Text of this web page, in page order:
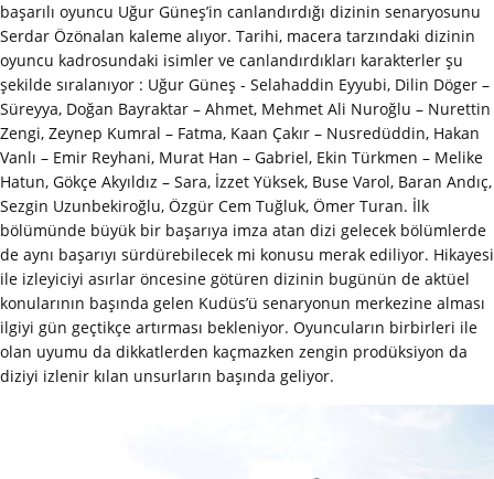
başarılı oyuncu Uğur Güneş’in canlandırdığı dizinin senaryosunu
Serdar Özönalan kaleme alıyor. Tarihi, macera tarzındaki dizinin
oyuncu kadrosundaki isimler ve canlandırdıkları karakterler şu
şekilde sıralanıyor : Uğur Güneş - Selahaddin Eyyubi, Dilin Döger –
Süreyya, Doğan Bayraktar – Ahmet, Mehmet Ali Nuroğlu – Nurettin
Zengi, Zeynep Kumral – Fatma, Kaan Çakır – Nusredüddin, Hakan
Vanlı – Emir Reyhani, Murat Han – Gabriel, Ekin Türkmen – Melike
Hatun, Gökçe Akyıldız – Sara, İzzet Yüksek, Buse Varol, Baran Andıç,
Sezgin Uzunbekiroğlu, Özgür Cem Tuğluk, Ömer Turan. İlk
bölümünde büyük bir başarıya imza atan dizi gelecek bölümlerde
de aynı başarıyı sürdürebilecek mi konusu merak ediliyor. Hikayesi
ile izleyiciyi asırlar öncesine götüren dizinin bugünün de aktüel
konularının başında gelen Kudüs’ü senaryonun merkezine alması
ilgiyi gün geçtikçe artırması bekleniyor. Oyuncuların birbirleri ile
olan uyumu da dikkatlerden kaçmazken zengin prodüksiyon da
diziyi izlenir kılan unsurların başında geliyor.